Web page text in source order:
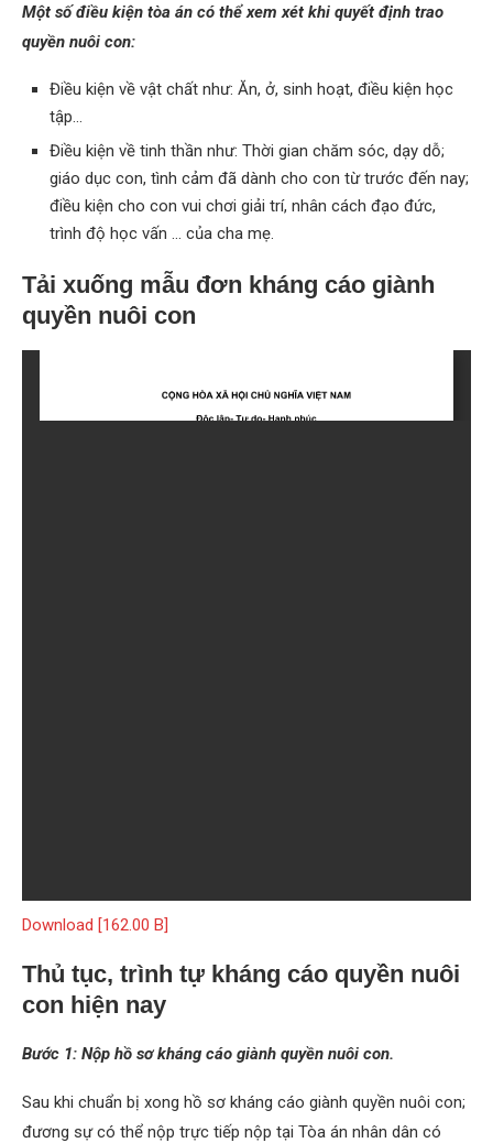
Một số điều kiện tòa án có thể xem xét khi quyết định trao
quyền nuôi con:
Điều kiện về vật chất như: Ăn, ở, sinh hoạt, điều kiện học
tập…
Điều kiện về tinh thần như: Thời gian chăm sóc, dạy dỗ;
giáo dục con, tình cảm đã dành cho con từ trước đến nay;
điều kiện cho con vui chơi giải trí, nhân cách đạo đức,
trình độ học vấn … của cha mẹ.
Tải xuống mẫu đơn kháng cáo giành
quyền nuôi con
Download [162.00 B]
Thủ tục, trình tự kháng cáo quyền nuôi
con hiện nay
Bước 1: Nộp hồ sơ kháng cáo giành quyền nuôi con.
Sau khi chuẩn bị xong hồ sơ kháng cáo giành quyền nuôi con;
đương sự có thể nộp trực tiếp nộp tại Tòa án nhân dân có